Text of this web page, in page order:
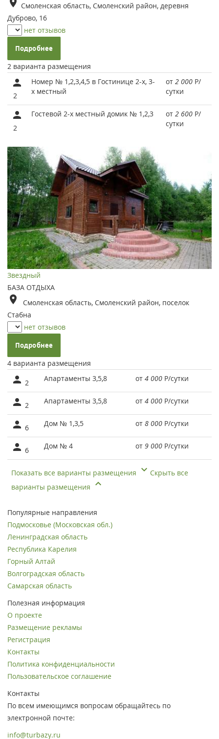
Смоленская область, Смоленский район, деревня
Дуброво, 16
нет отзывов
Подробнее
2 варианта размещения
2
Номер № 1,2,3,4,5 в Гостинице 2-х, 3-
х местный
от 2 000 Р/
сутки
2
Гостевой 2-х местный домик № 1,2,3 от 2 600 Р/
сутки
Звездный
БАЗА ОТДЫХА
Смоленская область, Смоленский район, поселок
Стабна
нет отзывов
Подробнее
4 варианта размещения
2 Апартаменты 3,5,8 от 4 000 Р/сутки
2 Апартаменты 3,5,8 от 4 000 Р/сутки
6 Дом № 1,3,5 от 8 000 Р/сутки
6 Дом № 4 от 9 000 Р/сутки
Показать все варианты размещения
Скрыть все
варианты размещения
Популярные направления
Подмосковье (Московская обл.)
Ленинградская область
Республика Карелия
Горный Алтай
Волгоградская область
Самарская область
Полезная информация
О проекте
Размещение рекламы
Регистрация
Контакты
Политика конфиденциальности
Пользовательское соглашение
Контакты
По всем имеющимся вопросам обращайтесь по
электронной почте:
info@turbazy.ru